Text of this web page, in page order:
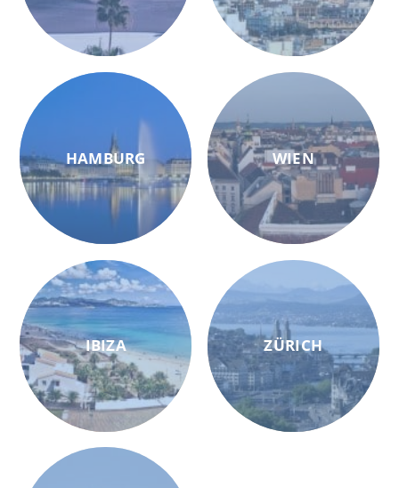
HAMBURG
IBIZA
WIEN
ZÜRICH